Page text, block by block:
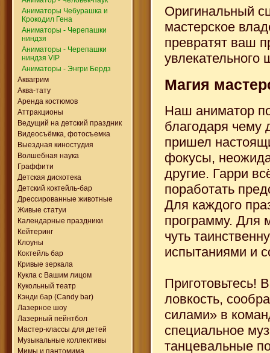
Аниматоры Чебурашка и
Крокодил Гена
Аниматоры - Черепашки
ниндзя
Аниматоры - Черепашки
ниндзя VIP
Аниматоры - Энгри Бердз
Аквагрим
Аква-тату
Аренда костюмов
Аттракционы
Ведущий на детский праздник
Видеосъёмка, фотосъемка
Выездная киностудия
Волшебная наука
Граффити
Детская дискотека
Детский коктейль-бар
Дрессированные животные
Живые статуи
Календарные праздники
Кейтеринг
Клоуны
Коктейль бар
Кривые зеркала
Кукла с Вашим лицом
Кукольный театр
Кэнди бар (Candy bar)
Лазерное шоу
Лазерный пейнтбол
Мастер-классы для детей
Музыкальные коллективы
Мимы и пантомима
Оригинальный
мастерское
превратят ваш
увлекательного
Магия
Наш аниматор
благодаря чему
пришел
фокусы,
другие. Гарри
поработать
Для каждого
программу. Для
чуть
испытаниями и
Приготовьтесь!
ловкость,
силами» в
специальное
танцевальные